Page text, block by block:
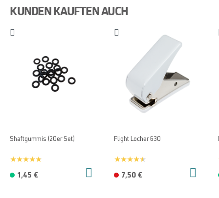
KUNDEN KAUFTEN AUCH
Shaftgummis (20er Set)
1,45 €
Flight Locher 630
7,50 €